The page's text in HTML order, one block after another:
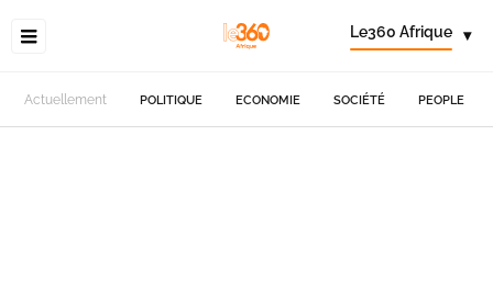
Le360 Afrique ▾
Actuellement POLITIQUE ECONOMIE SOCIÉTÉ PEOPLE